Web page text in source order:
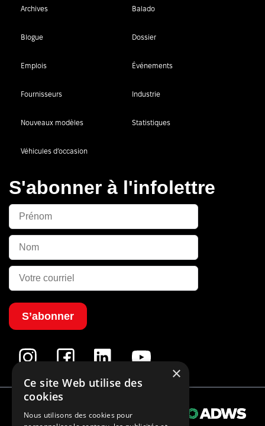
Archives Balado
Blogue Dossier
Emplois Événements
Fournisseurs Industrie
Nouveaux modèles Statistiques
Véhicules d’occasion
S'abonner à l'infolettre
S’abonner
© 2026 Tous droits réservés
×
Ce site Web utilise des
cookies
Nous utilisons des cookies pour